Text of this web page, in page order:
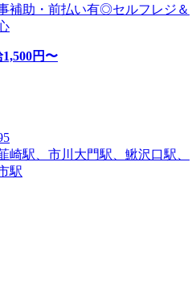
補助・前払い有◎セルフレジ＆
1,500円〜
崎駅、市川大門駅、鰍沢口駅、
駅